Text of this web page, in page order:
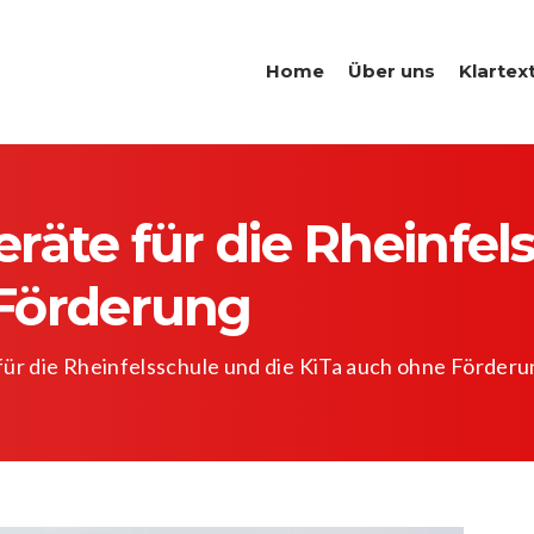
Home Über uns
für die
die Rheinfelsschule und die KiTa auch ohne